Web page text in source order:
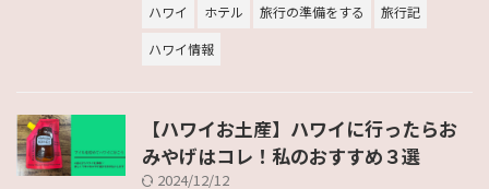
ハワイ ホテル 旅行の準備をする
旅行記
ハワイ情報
【ハワイお土産】ハワイに行ったらお
みやげはコレ！私のおすすめ３選
2024/12/12